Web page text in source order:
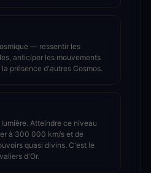
— ressentir les
anticiper les mouvements
présence d'autres Cosmos.
Atteindre ce niveau
à 300 000 km/s et de
quasi divins. C'est le
d'Or.